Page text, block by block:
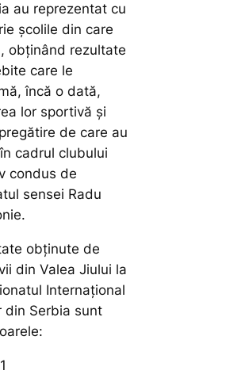
au reprezentat cu
școlile din care
obținând rezultate
care le
încă o dată,
lor sportivă și
de care au
cadrul clubului
condus de
sensei Radu
obținute de
din Valea Jiului la
Internațional
din Serbia sunt